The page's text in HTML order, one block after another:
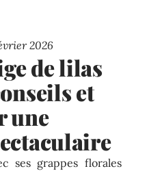
2026
de lilas
et
une
ses grappes florales